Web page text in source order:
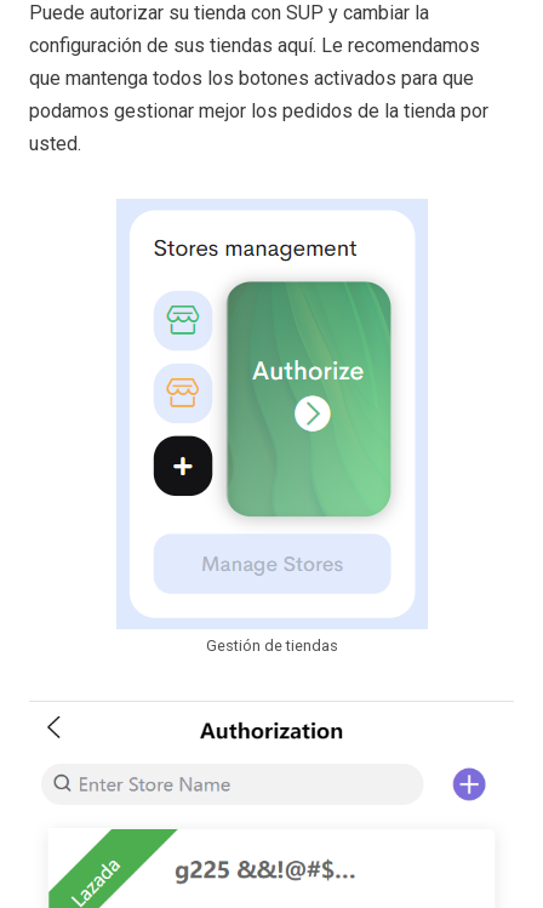
Puede autorizar su tienda con SUP y cambiar la
configuración de sus tiendas aquí. Le recomendamos
que mantenga todos los botones activados para que
podamos gestionar mejor los pedidos de la tienda por
usted.
Gestión de tiendas